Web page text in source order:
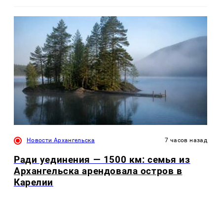
Новости Архангельска 7 часов назад
Ради уединения — 1500 км: семья из
Архангельска арендовала остров в
Карелии